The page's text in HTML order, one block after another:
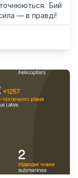
Бий
— в правді!